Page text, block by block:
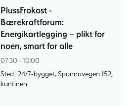
PlussFrokost -
Bærekraftforum:
Energikartlegging – plikt for
noen, smart for alle
07:30 - 10:00
Sted : 24/7-bygget, Spannavegen 152,
kantinen